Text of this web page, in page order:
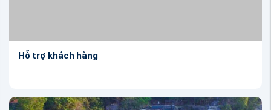
Hỗ trợ khách hàng